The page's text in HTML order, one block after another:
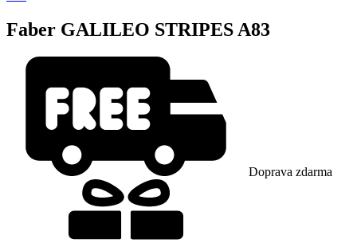
Faber GALILEO STRIPES A83
Doprava zdarma